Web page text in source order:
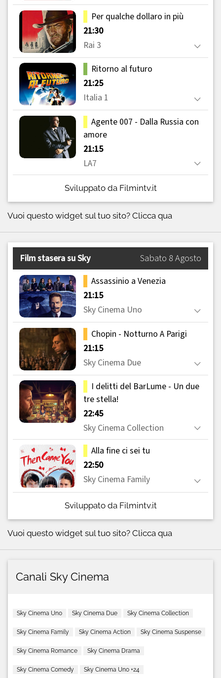
Sviluppato da Filmintv.it
Vuoi questo widget sul tuo sito? Clicca qua
Sviluppato da Filmintv.it
Vuoi questo widget sul tuo sito? Clicca qua
Canali Sky Cinema
Sky Cinema Uno Sky Cinema Due Sky Cinema Collection
Sky Cinema Family Sky Cinema Action Sky Cinema Suspense
Sky Cinema Romance Sky Cinema Drama
Sky Cinema Comedy Sky Cinema Uno +24